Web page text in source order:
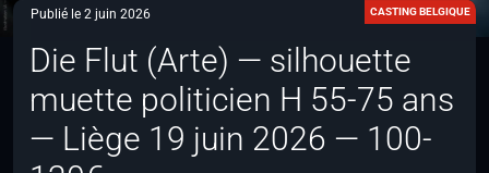
Publié le 2 juin 2026 CASTING BELGIQUE
Die Flut (Arte) — silhouette
muette politicien H 55-75 ans
— Liège 19 juin 2026 — 100-